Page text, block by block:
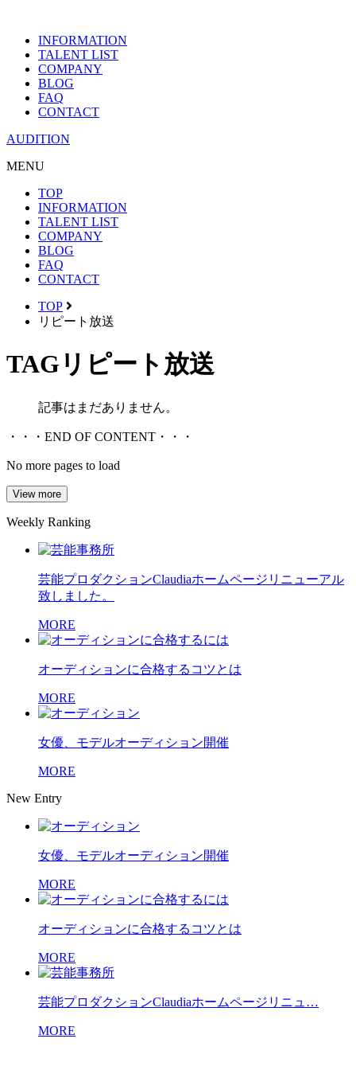
INFORMATION
TALENT LIST
COMPANY
BLOG
FAQ
CONTACT
AUDITION
MENU
TOP
INFORMATION
TALENT LIST
COMPANY
BLOG
FAQ
CONTACT
TOP
リピート放送
TAG リピート放送
記事はまだありません。
・・・END OF CONTENT・・・
No more pages to load
View more
Weekly Ranking
芸能プロダクションClaudiaホームページリニューアル
致しました。
MORE
オーディションに合格するコツとは
MORE
女優、モデルオーディション開催
MORE
New Entry
女優、モデルオーディション開催
MORE
オーディションに合格するコツとは
MORE
芸能プロダクションClaudiaホームページリニュ…
MORE